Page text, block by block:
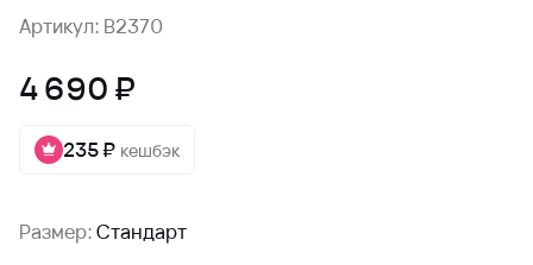
Артикул: B2370
4 690 ₽
235 ₽ кешбэк
Размер:Стандарт